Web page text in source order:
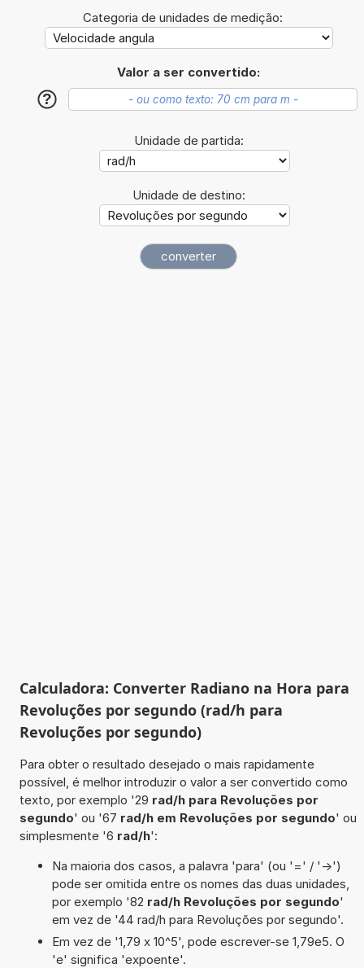
Categoria de unidades de medição:
Valor a ser convertido:
?
Unidade de partida:
Unidade de destino:
Calculadora: Converter Radiano na Hora para
Revoluções por segundo (rad/h para
Revoluções por segundo)
Para obter o resultado desejado o mais rapidamente
possível, é melhor introduzir o valor a ser convertido como
texto, por exemplo '29 rad/h para Revoluções por
segundo' ou '67 rad/h em Revoluções por segundo' ou
simplesmente '6 rad/h':
Na maioria dos casos, a palavra 'para' (ou '=' / '->')
pode ser omitida entre os nomes das duas unidades,
por exemplo '82 rad/h Revoluções por segundo'
em vez de '44 rad/h para Revoluções por segundo'.
Em vez de '1,79 x 10^5', pode escrever-se 1,79e5. O
'e' significa 'expoente'.